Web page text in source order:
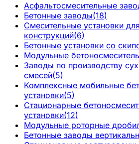
Асфальтосмесительные
Бетонные заводы(18)
Смесительные установки
конструкций(6)
Бетонные установки со
Модульные
Заводы по производству
смесей(5)
Комплексные мобильные
установки(5)
Стационарные
установки(12)
Модульные роторные
Бетонные заводы